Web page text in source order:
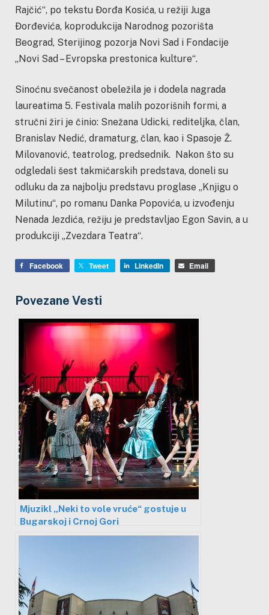
Rajčić“, po tekstu Đorđa Kosića, u režiji Juga
Đorđevića, koprodukcija Narodnog pozorišta
Beograd, Sterijinog pozorja Novi Sad i Fondacije
„Novi Sad – Evropska prestonica kulture“.
Sinoćnu svečanost obeležila je i dodela nagrada
laureatima 5. Festivala malih pozorišnih formi, a
stručni žiri je činio: Snežana Udicki, rediteljka, član,
Branislav Nedić, dramaturg, član, kao i Spasoje Ž.
Milovanović, teatrolog, predsednik. Nakon što su
odgledali šest takmičarskih predstava, doneli su
odluku da za najbolju predstavu proglase „Knjigu o
Milutinu“, po romanu Danka Popovića, u izvođenju
Nenada Jezdića, režiju je predstavljao Egon Savin, a u
produkciji „Zvezdara Teatra“.
Facebook Tweet LinkedIn Email
Povezane Vesti
Mjuzikl „Neki to vole vruće“ gostuje u
Bugarskoj i Crnoj Gori